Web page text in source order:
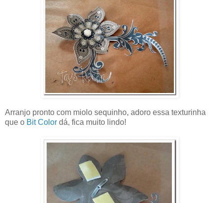
Arranjo pronto com miolo sequinho, adoro essa texturinha
que o Bit Color dá, fica muito lindo!